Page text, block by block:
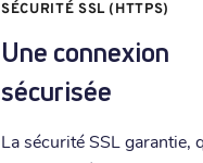
SÉCURITÉ SSL (HTTPS)
Une connexion
sécurisée
La sécurité SSL garantie,